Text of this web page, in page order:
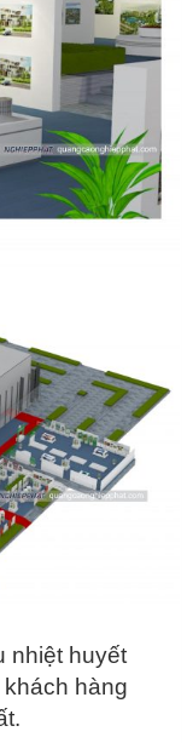
nhiệt huyết
hàng